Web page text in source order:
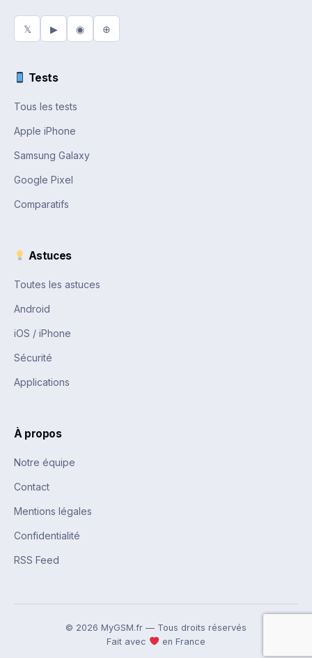
𝕏 ▶ ◉ ⊕
Tests
Tous les tests
Apple iPhone
Samsung Galaxy
Google Pixel
Comparatifs
Astuces
Toutes les astuces
Android
iOS / iPhone
Sécurité
Applications
À propos
Notre équipe
Contact
Mentions légales
Confidentialité
RSS Feed
© 2026 MyGSM.fr — Tous droits réservés
Fait avec
en France